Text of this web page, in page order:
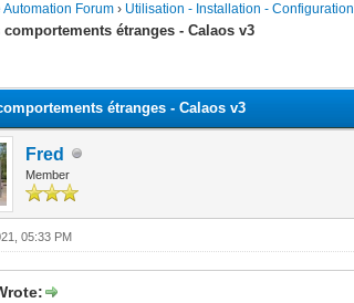
Forum › Utilisation - Installation - Configuration
comportements étranges - Calaos v3
étranges - Calaos v3
Fred
Member
05:33 PM